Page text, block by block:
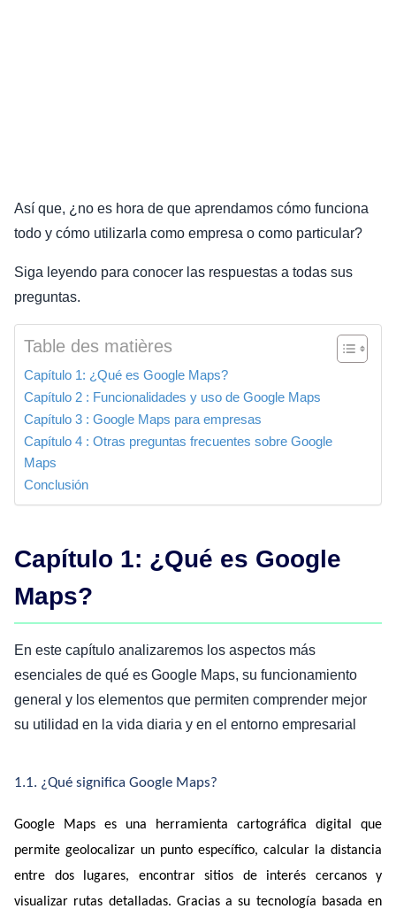
Así que, ¿no es hora de que aprendamos cómo funciona
todo y cómo utilizarla como empresa o como particular?
Siga leyendo para conocer las respuestas a todas sus
preguntas.
Table des matières
Capítulo 1: ¿Qué es Google Maps?
Capítulo 2 : Funcionalidades y uso de Google Maps
Capítulo 3 : Google Maps para empresas
Capítulo 4 : Otras preguntas frecuentes sobre Google
Maps
Conclusión
Capítulo 1: ¿Qué es Google
Maps?
En este capítulo analizaremos los aspectos más
esenciales de qué es Google Maps, su funcionamiento
general y los elementos que permiten comprender mejor
su utilidad en la vida diaria y en el entorno empresarial
1.1. ¿Qué significa Google Maps?
Google Maps es una herramienta cartográfica digital que
permite geolocalizar un punto específico, calcular la distancia
entre dos lugares, encontrar sitios de interés cercanos y
visualizar rutas detalladas. Gracias a su tecnología basada en